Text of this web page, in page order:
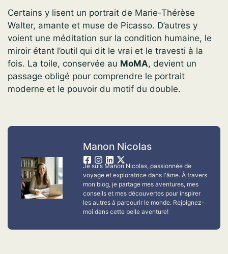
Certains y lisent un portrait de Marie-Thérèse
Walter, amante et muse de Picasso. D’autres y
voient une méditation sur la condition humaine, le
miroir étant l’outil qui dit le vrai et le travesti à la
fois. La toile, conservée au MoMA, devient un
passage obligé pour comprendre le portrait
moderne et le pouvoir du motif du double.
Manon Nicolas
Je suis Manon Nicolas, passionnée de
voyage et exploratrice dans l'âme. À travers
mon blog, je partage mes aventures, mes
conseils et mes découvertes pour inspirer
les autres à parcourir le monde. Rejoignez-
moi dans cette belle aventure!